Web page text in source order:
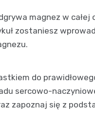
magnez w
zostaniesz
do
sercowo-
zapoznaj się z